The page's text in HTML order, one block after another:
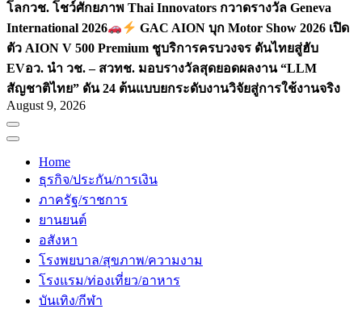
โลกวช. โชว์ศักยภาพ Thai Innovators กวาดรางวัล Geneva
International 2026
GAC AION บุก Motor Show 2026 เปิด
ตัว AION V 500 Premium ชูบริการครบวงจร ดันไทยสู่ฮับ
EVอว. นำ วช. – สวทช. มอบรางวัลสุดยอดผลงาน “LLM
สัญชาติไทย” ดัน 24 ต้นแบบยกระดับงานวิจัยสู่การใช้งานจริง
August 9, 2026
Home
ธุรกิจ/ประกัน/การเงิน
ภาครัฐ/ราชการ
ยานยนต์
อสังหา
โรงพยบาล/สุขภาพ/ความงาม
โรงแรม/ท่องเที่ยว/อาหาร
บันเทิง/กีฬา